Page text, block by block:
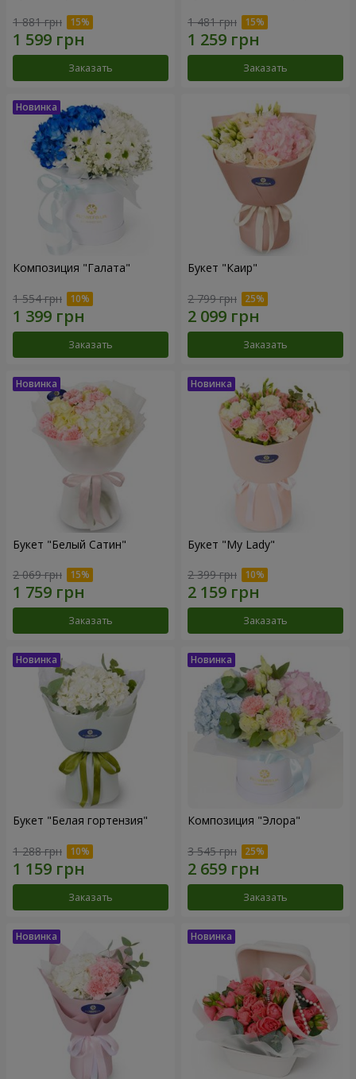
1 881 грн
Заказать
1 481 грн
Заказать
Композиция "Галата"
1 554 грн
Заказать
Букет "Каир"
2 799 грн
Заказать
Букет "Белый Сатин"
2 069 грн
Заказать
Букет "My Lady"
2 399 грн
Заказать
Букет "Белая гортензия"
1 288 грн
Заказать
Композиция "Элора"
3 545 грн
Заказать